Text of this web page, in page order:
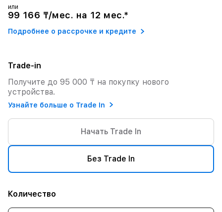
или
99 166 ₸/мес. на 12 мес.*
Подробнее о рассрочке и кредите
Trade-in
Получите до 95 000 ₸ на покупку нового
устройства.
Узнайте больше о Trade In
Начать Trade In
Без Trade In
Количество